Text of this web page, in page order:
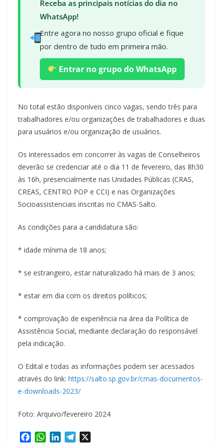
Receba as principais notícias do dia no
WhatsApp!
Entre agora no nosso grupo oficial e fique
por dentro de tudo em primeira mão.
Entrar no grupo do WhatsApp
No total estão disponíveis cinco vagas, sendo três para
trabalhadores e/ou organizações de trabalhadores e duas
para usuários e/ou organização de usuários.
Os interessados em concorrer às vagas de Conselheiros
deverão se credenciar até o dia 11 de fevereiro, das 8h30
às 16h, presencialmente nas Unidades Públicas (CRAS,
CREAS, CENTRO POP e CCI) e nas Organizações
Socioassistenciais inscritas no CMAS-Salto.
As condições para a candidatura são:
* idade mínima de 18 anos;
* se estrangeiro, estar naturalizado há mais de 3 anos;
* estar em dia com os direitos políticos;
* comprovação de experiência na área da Política de
Assistência Social, mediante declaração do responsável
pela indicação.
O Edital e todas as informações podem ser acessados
através do link: https://salto.sp.gov.br/cmas-documentos-
e-downloads-2023/
Foto: Arquivo/fevereiro 2024
W